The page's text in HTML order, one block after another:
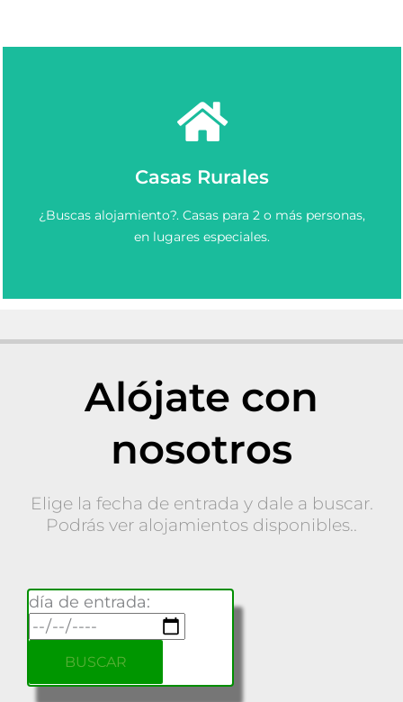
Casas Rurales
¿Buscas alojamiento?. Casas para 2 o más personas,
en lugares especiales.
Casas Rurales en Asturias
Ver más
Alójate con
nosotros
Elige la fecha de entrada y dale a buscar.
Podrás ver alojamientos disponibles..
día de entrada: